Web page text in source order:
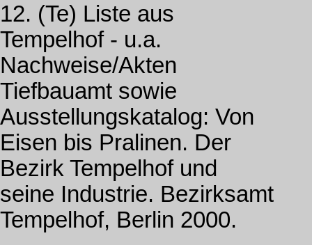
12. (Te) Liste aus
Tempelhof - u.a.
Nachweise/Akten
Tiefbauamt sowie
Ausstellungskatalog: Von
Eisen bis Pralinen. Der
Bezirk Tempelhof und
seine Industrie. Bezirksamt
Tempelhof, Berlin 2000.